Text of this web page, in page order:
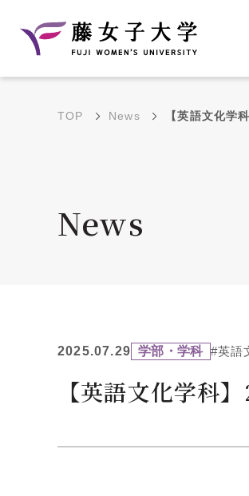
大学院の教育目的
花川キャンパス無料ス
３Dパノラマビュー
TOP News 【英語文化学
News
2025.07.29 学部・学科 #英語
【英語文化学科